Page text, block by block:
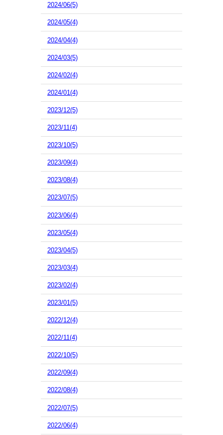
2024/06(5)
2024/05(4)
2024/04(4)
2024/03(5)
2024/02(4)
2024/01(4)
2023/12(5)
2023/11(4)
2023/10(5)
2023/09(4)
2023/08(4)
2023/07(5)
2023/06(4)
2023/05(4)
2023/04(5)
2023/03(4)
2023/02(4)
2023/01(5)
2022/12(4)
2022/11(4)
2022/10(5)
2022/09(4)
2022/08(4)
2022/07(5)
2022/06(4)